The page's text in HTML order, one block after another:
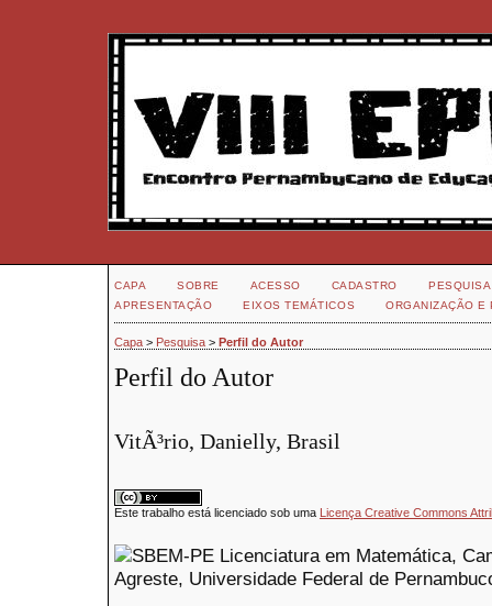
CAPA SOBRE ACESSO CADASTRO
PESQUISA
APRESENTAÇÃO
EIXOS TEMÁTICOS ORGANIZAÇÃO E
Capa > Pesquisa > Perfil do Autor
Perfil do Autor
VitÃ³rio, Danielly, Brasil
Este trabalho está licenciado sob uma Licença Creative Commons